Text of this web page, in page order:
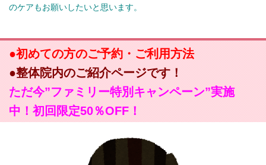
のケアもお願いしたいと思います。
●初めての方のご予約・ご利用方法
●整体院内のご紹介ページです！
ただ今”ファミリー特別キャンペーン”実施
中！初回限定50％OFF！